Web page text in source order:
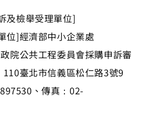
及檢舉受理單位]
位]經濟部中小企業處
院公共工程委員會採購申訴審
臺北市信義區松仁路3號9
、傳真：02-